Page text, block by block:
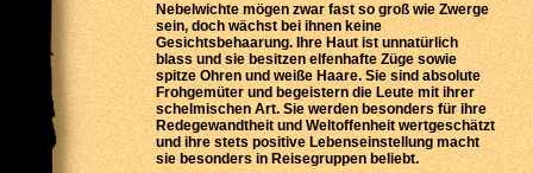
Nebelwichte mögen zwar fast so groß wie Zwerge
sein, doch wächst bei ihnen keine
Gesichtsbehaarung. Ihre Haut ist unnatürlich
blass und sie besitzen elfenhafte Züge sowie
spitze Ohren und weiße Haare. Sie sind absolute
Frohgemüter und begeistern die Leute mit ihrer
schelmischen Art. Sie werden besonders für ihre
Redegewandtheit und Weltoffenheit wertgeschätzt
und ihre stets positive Lebenseinstellung macht
sie besonders in Reisegruppen beliebt.